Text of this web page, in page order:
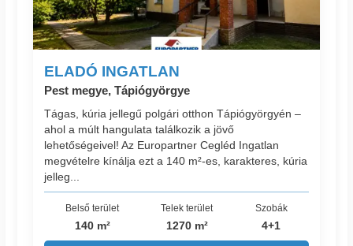
ELADÓ INGATLAN
Pest megye, Tápiógyörgye
Tágas, kúria jellegű polgári otthon Tápiógyörgyén –
ahol a múlt hangulata találkozik a jövő
lehetőségeivel! Az Europartner Cegléd Ingatlan
megvételre kínálja ezt a 140 m²-es, karakteres, kúria
jelleg...
Belső terület
140 m²
Telek terület
1270 m²
Szobák
4+1